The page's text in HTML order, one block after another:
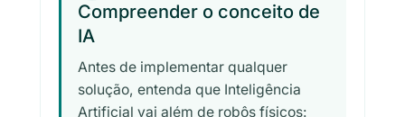
Compreender o conceito de
IA
Antes de implementar qualquer
solução, entenda que Inteligência
Artificial vai além de robôs físicos: